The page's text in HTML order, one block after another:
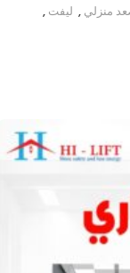
منزلي , ليفت ,